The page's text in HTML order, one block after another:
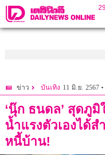
ข่าว บันเทิง 11 มิ.ย. 2567 •
‘นุ๊ก ธนดล’ สุดภู
น้ำแรงตัวเองได้ส
หนี้บ้าน!